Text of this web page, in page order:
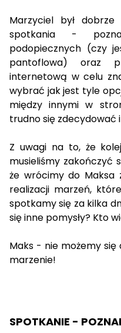
Marzyciel był
spotkania -
podopiecznych (czy
pantoflowa) oraz
internetową w celu
wybrać jak jest tyle
między innymi w
trudno się zdecydować
Z uwagi na to, że
musieliśmy zakończyć
że wrócimy do Maksa
realizacji marzeń,
spotkamy się za kilka
się inne pomysły? Kto
Maks - nie możemy
marzenie!
SPOTKANIE -